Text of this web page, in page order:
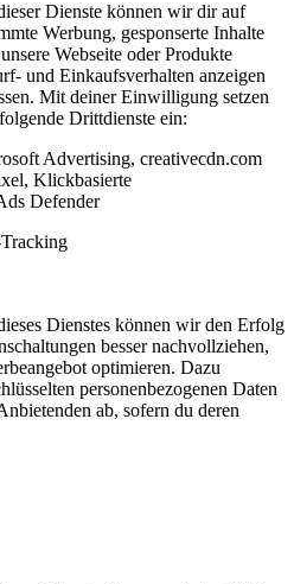
Dienste können wir dir auf
Werbung, gesponserte Inhalte
Webseite oder Produkte
und Einkaufsverhalten anzeigen
Mit deiner Einwilligung setzen
Drittdienste ein:
Advertising, creativecdn.com
Klickbasierte
Defender
Dienstes können wir den Erfolg
besser nachvollziehen,
optimieren. Dazu
personenbezogenen Daten
ab, sofern du deren